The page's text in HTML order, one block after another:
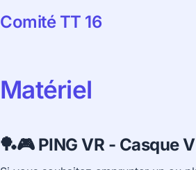
Comité TT 16
Matériel
🏓🎮PING VR - Casque